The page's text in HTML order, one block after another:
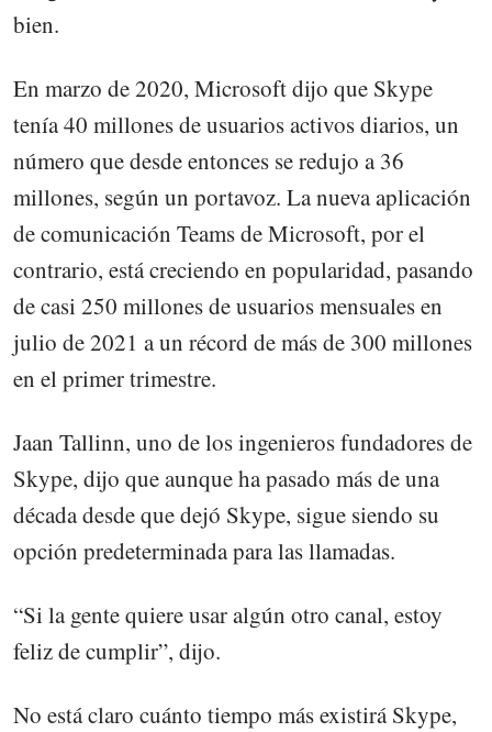
bien.
En marzo de 2020, Microsoft dijo que Skype
tenía 40 millones de usuarios activos diarios, un
número que desde entonces se redujo a 36
millones, según un portavoz. La nueva aplicación
de comunicación Teams de Microsoft, por el
contrario, está creciendo en popularidad, pasando
de casi 250 millones de usuarios mensuales en
julio de 2021 a un récord de más de 300 millones
en el primer trimestre.
Jaan Tallinn, uno de los ingenieros fundadores de
Skype, dijo que aunque ha pasado más de una
década desde que dejó Skype, sigue siendo su
opción predeterminada para las llamadas.
“Si la gente quiere usar algún otro canal, estoy
feliz de cumplir”, dijo.
No está claro cuánto tiempo más existirá Skype,